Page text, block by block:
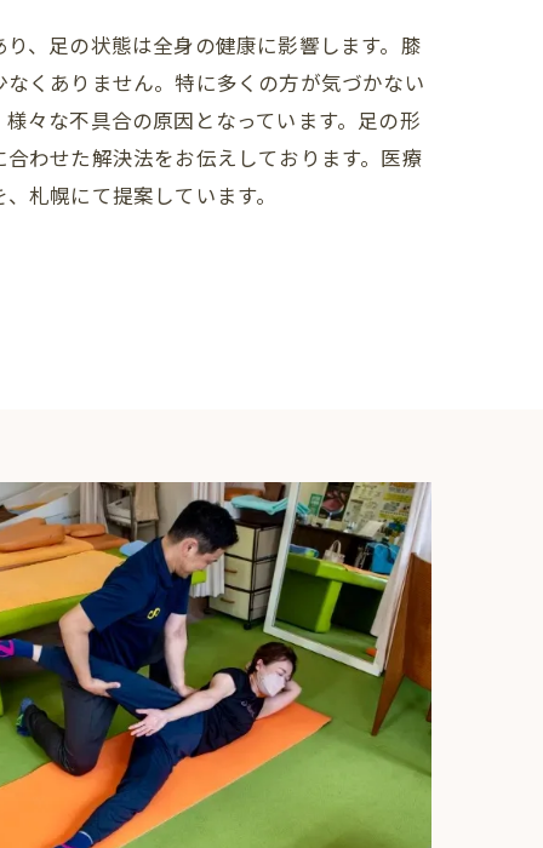
、足の状態は全身の健康に影響します。膝
くありません。特に多くの方が気づかない
々な不具合の原因となっています。足の形
わせた解決法をお伝えしております。医療
札幌にて提案しています。